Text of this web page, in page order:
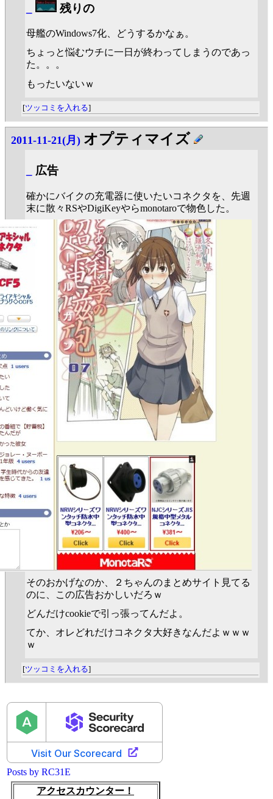
残りの
母艦のWindows7化、どうするかなぁ。
ちょっと悩むウチに一日が終わってしまうのであっ
た。。。
もったいないｗ
[ツッコミを入れる]
2011-11-21(月) オプティマイズ
広告
確かにバイクの充電器に使いたいコネクタを、先週
末に散々RSやDigiKeyやらmonotaroで物色した。
そのおかげなのか、２ちゃんのまとめサイト見てる
のに、この広告おかしいだろｗ
どんだけcookieで引っ張ってんだよ。
てか、オレどれだけコネクタ大好きなんだよｗｗｗ
ｗ
[ツッコミを入れる]
Posts by RC31E
アクセスカウンター！